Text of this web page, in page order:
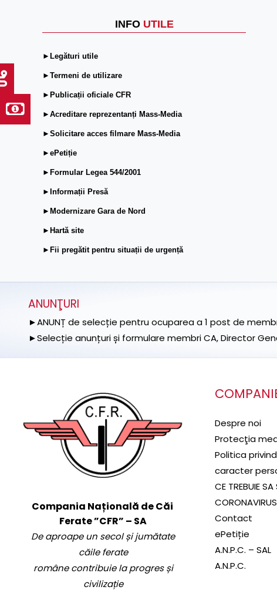
INFO UTILE
►Legături utile
►Termeni de utilizare
►Publicații oficiale CFR
►Acreditare reprezentanți Mass-Media
►Solicitare acces filmare Mass-Media
►ePetiție
►Formular Legea 544/2001
►Informații Presă
►Modernizare Gara de Nord
►Hartă site
►Fii pregătit pentru situații de urgență
ANUNŢURI
►ANUNȚ de selecție pentru ocuparea a 1 post de
►Selecție anunțuri și formulare membri CA, Director
Compania Națională de Căi
Ferate ”CFR” – SA
De aproape un secol și jumătate
căile ferate
române contribuie la progres și
civilizație
Despre noi
Protecţia
Politica
caracter
CE TREBUIE SA
Contact
ePetiție
A.N.P.C. – SAL
A.N.P.C.